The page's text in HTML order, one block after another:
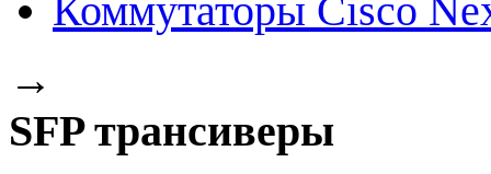
Коммутаторы Cisco
→
SFP трансиверы